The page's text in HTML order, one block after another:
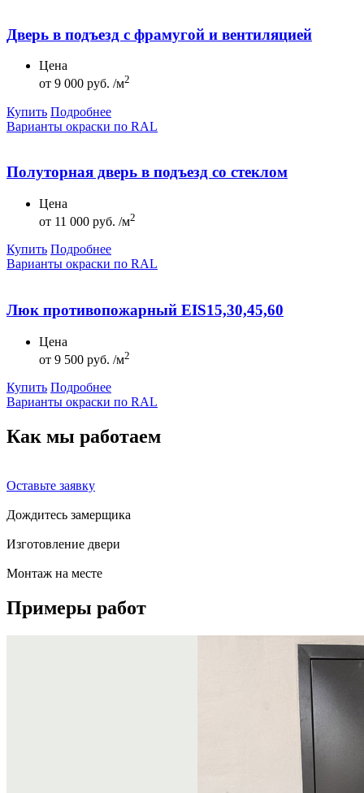
Дверь в подъезд с фрамугой и вентиляцией
Цена
от 9 000 руб. /м2
Купить Подробнее
Варианты окраски по RAL
Полуторная дверь в подъезд со стеклом
Цена
от 11 000 руб. /м2
Купить Подробнее
Варианты окраски по RAL
Люк противопожарный EIS15,30,45,60
Цена
от 9 500 руб. /м2
Купить Подробнее
Варианты окраски по RAL
Как мы работаем
Оставьте заявку
Дождитесь замерщика
Изготовление двери
Монтаж на месте
Примеры работ